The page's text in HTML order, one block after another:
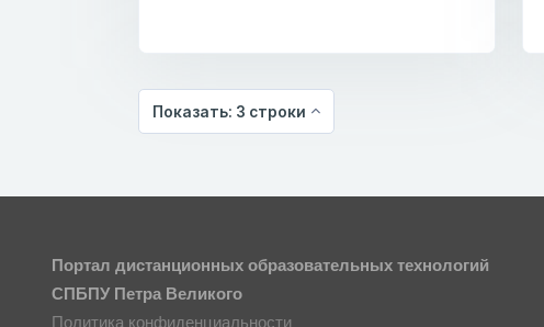
Показать: 3 строки
Портал дистанционных образовательных технологий
СПБПУ Петра Великого
Политика конфиденциальности